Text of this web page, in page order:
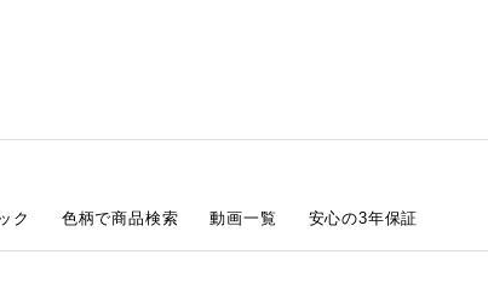
ク 色柄で商品検索 動画一覧 安心の3年保証